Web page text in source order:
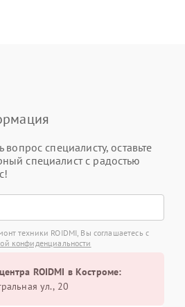
вопрос специалисту, оставьте
специалист с радостью
техники ROIDMI, Вы соглашаетесь с
конфиденциальности
ROIDMI в Костроме:
ул., 20